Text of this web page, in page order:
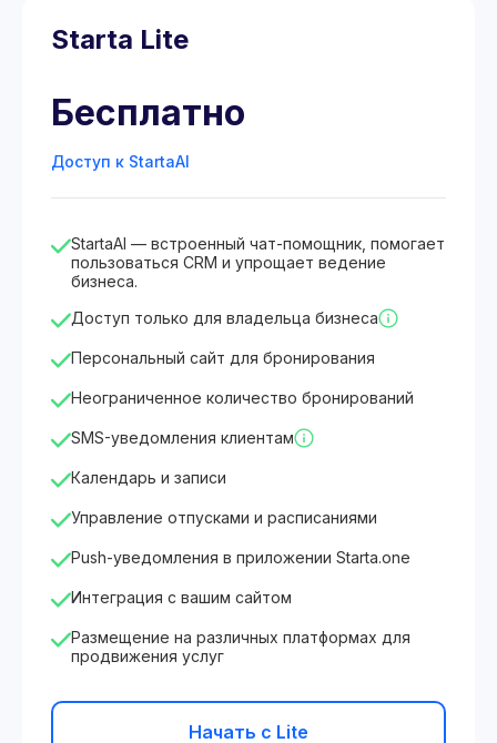
Starta Lite
Бесплатно
Доступ к StartaAI
StartaAI — встроенный чат-помощник, помогает
пользоваться CRM и упрощает ведение
бизнеса.
Доступ только для владельца бизнеса
Персональный сайт для бронирования
Неограниченное количество бронирований
SMS-уведомления клиентам
Календарь и записи
Управление отпусками и расписаниями
Push-уведомления в приложении Starta.one
Интеграция с вашим сайтом
Размещение на различных платформах для
продвижения услуг
Начать с Lite